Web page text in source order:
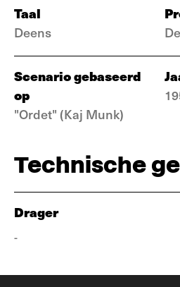
Taal
Deens
Scenario gebaseerd
op
"Ordet" (Kaj Munk)
Technische
Drager
-